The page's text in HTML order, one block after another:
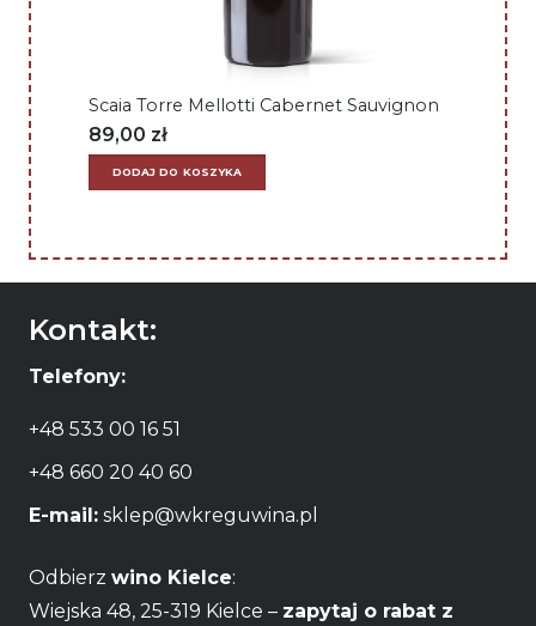
Scaia Torre Mellotti Cabernet Sauvignon
89,00 zł
DODAJ DO KOSZYKA
Kontakt:
Telefony:
+48 533 00 16 51
+48 660 20 40 60
E-mail: sklep@wkreguwina.pl
Odbierz wino Kielce:
Wiejska 48, 25-319 Kielce – zapytaj o rabat z